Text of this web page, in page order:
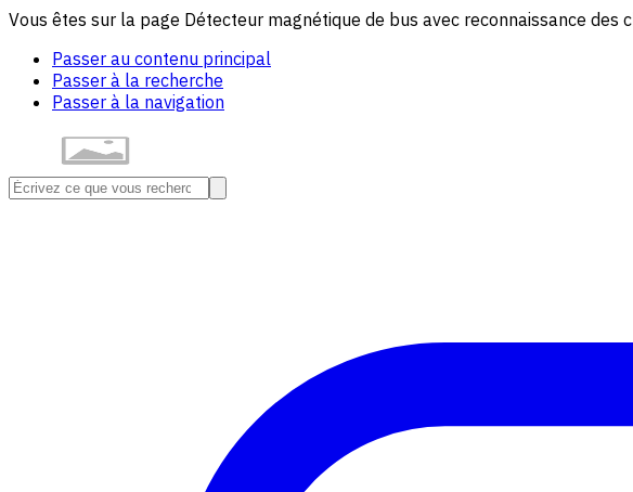
Vous êtes sur la page Détecteur magnétique de bus avec reconnaissance des
Passer au contenu principal
Passer à la recherche
Passer à la navigation